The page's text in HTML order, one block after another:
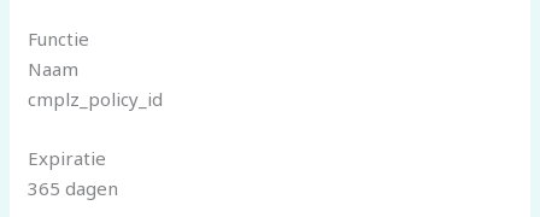
Functie
Naam
cmplz_policy_id
Expiratie
365 dagen